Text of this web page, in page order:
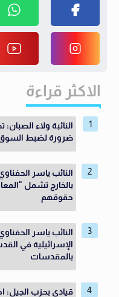
الاكثر قراءة
النائبة ولاء
ضرورة لضبط
النائب ياسر
بالخارج تشمل
حقوقهم
النائب ياسر
الإسرائيلية في
بالمقدسات
قيادي بحزب الجيل: